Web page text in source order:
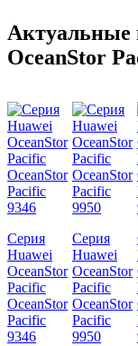
Актуальные
OceanStor
Серия
Huawei
OceanStor
Pacific
OceanStor
Pacific
9346
Серия
Huawei
OceanStor
Pacific
OceanStor
Pacific
9950